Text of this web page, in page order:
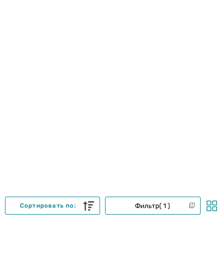
Фильтр 1
Сортировать по: